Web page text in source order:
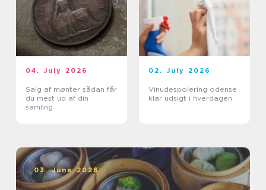
04. July 2026
Salg af mønter sådan får
du mest ud af din
samling
02. July 2026
Vinudespolering odense
klar udsigt i hverdagen
03. June 2026